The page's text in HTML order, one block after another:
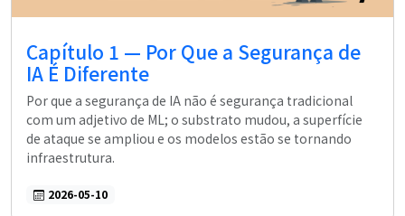
Capítulo 1 — Por Que a Segurança de
IA É Diferente
Por que a segurança de IA não é segurança tradicional
com um adjetivo de ML; o substrato mudou, a superfície
de ataque se ampliou e os modelos estão se tornando
infraestrutura.
2026-05-10